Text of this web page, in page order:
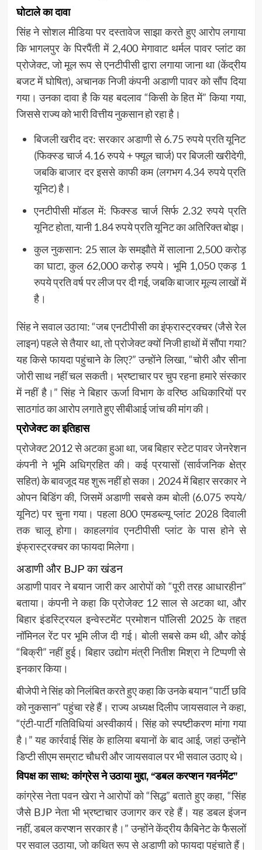
घोटाले का दावा
सिंह ने सोशल मीडिया पर दस्तावेज साझा करते हुए आरोप लगाया
कि भागलपुर के पिरपैंती में 2,400 मेगावाट थर्मल पावर प्लांट का
प्रोजेक्ट, जो मूल रूप से एनटीपीसी द्वारा लगाया जाना था (केंद्रीय
बजट में घोषित), अचानक निजी कंपनी अडाणी पावर को सौंप दिया
गया। उनका दावा है कि यह बदलाव “किसी के हित में” किया गया,
जिससे राज्य को भारी वित्तीय नुकसान हो रहा है।
बिजली खरीद दर: सरकार अडाणी से 6.75 रुपये प्रति यूनिट
(फिक्स्ड चार्ज 4.16 रुपये + फ्यूल चार्ज) पर बिजली खरीदेगी,
जबकि बाजार दर इससे काफी कम (लगभग 4.34 रुपये प्रति
यूनिट) है।
एनटीपीसी मॉडल में: फिक्स्ड चार्ज सिर्फ 2.32 रुपये प्रति
यूनिट होता, यानी 1.84 रुपये प्रति यूनिट का अतिरिक्त बोझ।
कुल नुकसान: 25 साल के समझौते में सालाना 2,500 करोड़
का घाटा, कुल 62,000 करोड़ रुपये। भूमि 1,050 एकड़ 1
रुपये प्रति वर्ष पर लीज पर दी गई, जबकि बाजार मूल्य लाखों में
है।
सिंह ने सवाल उठाया: “जब एनटीपीसी का इंफ्रास्ट्रक्चर (जैसे रेल
लाइन) पहले से तैयार था, तो प्रोजेक्ट क्यों निजी हाथों में सौंपा गया?
यह किसे फायदा पहुंचाने के लिए?” उन्होंने लिखा, “चोरी और सीना
जोरी साथ नहीं चल सकती। भ्रष्टाचार पर चुप रहना हमारे संस्कार
में नहीं है।” सिंह ने बिहार ऊर्जा विभाग के वरिष्ठ अधिकारियों पर
साठगांठ का आरोप लगाते हुए सीबीआई जांच की मांग की।
प्रोजेक्ट का इतिहास
प्रोजेक्ट 2012 से अटका हुआ था, जब बिहार स्टेट पावर जेनरेशन
कंपनी ने भूमि अधिग्रहित की। कई प्रयासों (सार्वजनिक क्षेत्र
सहित) के बावजूद यह शुरू नहीं हो सका। 2024 में बिहार सरकार ने
ओपन बिडिंग की, जिसमें अडाणी सबसे कम बोली (6.075 रुपये/
यूनिट) पर चुना गया। पहला 800 एमडब्ल्यू प्लांट 2028 दिवाली
तक चालू होगा। काहलगांव एनटीपीसी प्लांट के पास होने से
इंफ्रास्ट्रक्चर का फायदा मिलेगा।
अडाणी और BJP का खंडन
अडाणी पावर ने बयान जारी कर आरोपों को “पूरी तरह आधारहीन”
बताया। कंपनी ने कहा कि प्रोजेक्ट 12 साल से अटका था, और
बिहार इंडस्ट्रियल इन्वेस्टमेंट प्रमोशन पॉलिसी 2025 के तहत
नॉमिनल रेंट पर भूमि लीज दी गई। बोली सबसे कम थी, और कोई
“बिक्री” नहीं हुई। बिहार उद्योग मंत्री नितीश मिश्रा ने टिप्पणी से
इनकार किया।
बीजेपी ने सिंह को निलंबित करते हुए कहा कि उनके बयान “पार्टी छवि
को नुकसान” पहुंचा रहे हैं। राज्य अध्यक्ष दिलीप जायसवाल ने कहा,
“एंटी-पार्टी गतिविधियां अस्वीकार्य। सिंह को स्पष्टीकरण मांगा गया
है।” यह कार्रवाई सिंह के हालिया बयानों के बाद आई, जहां उन्होंने
डिप्टी सीएम सम्राट चौधरी और जायसवाल पर भी सवाल उठाए थे।
विपक्ष का साथ: कांग्रेस ने उठाया मुद्दा, “डबल करप्शन गवर्नमेंट”
कांग्रेस नेता पवन खेरा ने आरोपों को “सिद्ध” बताते हुए कहा, “सिंह
जैसे BJP नेता भी भ्रष्टाचार उजागर कर रहे हैं। यह डबल इंजन
नहीं, डबल करप्शन सरकार है।” उन्होंने केंद्रीय कैबिनेट के फैसलों
पर सवाल उठाया, जो कथित रूप से अडाणी को फायदा पहुंचाते हैं।